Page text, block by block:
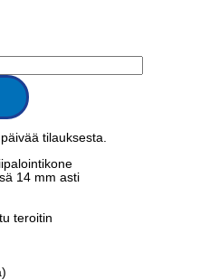
tilauksesta.
14 mm asti
teroitin